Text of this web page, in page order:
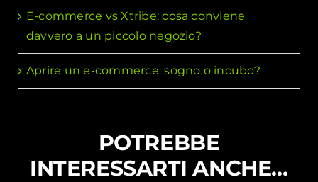
E-commerce vs Xtribe: cosa conviene
davvero a un piccolo negozio?
Aprire un e-commerce: sogno o incubo?
POTREBBE
INTERESSARTI ANCHE…